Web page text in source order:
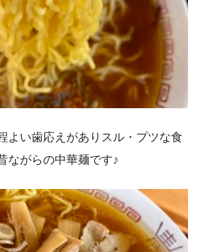
よい歯応えがありスル・プツな食
ながらの中華麺です♪